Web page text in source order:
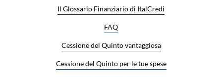
Il Glossario Finanziario di ItalCredi
FAQ
Cessione del Quinto vantaggiosa
Cessione del Quinto per le tue spese